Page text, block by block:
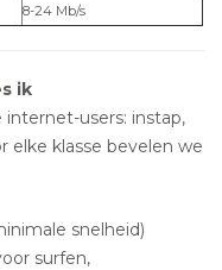
8-24 Mb/s
ik
internet-users: instap,
elke klasse bevelen we
snelheid)
surfen,